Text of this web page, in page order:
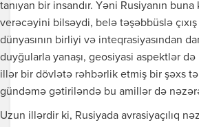
tanıyan bir insandır. Yəni Rusiyanın
verəcəyini bilsəydi, belə təşəbbüslə
dünyasının birliyi və inteqrasiyasından
duyğularla yanaşı, geosiyasi aspektlər də
illər bir dövlətə rəhbərlik etmiş bir şəxs
gündəmə gətiriləndə bu amillər də nəzərə
Uzun illərdir ki, Rusiyada avrasiyaçılıq